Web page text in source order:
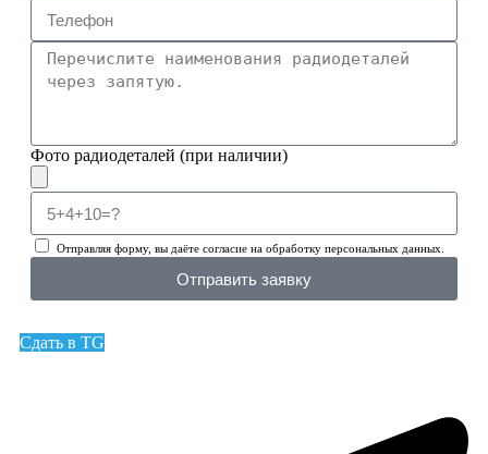
Фото радиодеталей (при наличии)
Отправляя форму, вы даёте согласие на обработку персональных данных.
Отправить заявку
Сдать в TG